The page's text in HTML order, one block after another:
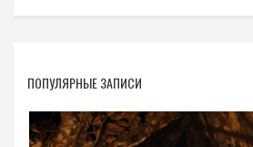
ПОПУЛЯРНЫЕ ЗАПИСИ